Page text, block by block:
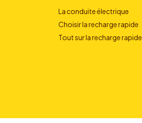
La conduite électrique
Choisir la recharge rapide
Tout sur la recharge rapide